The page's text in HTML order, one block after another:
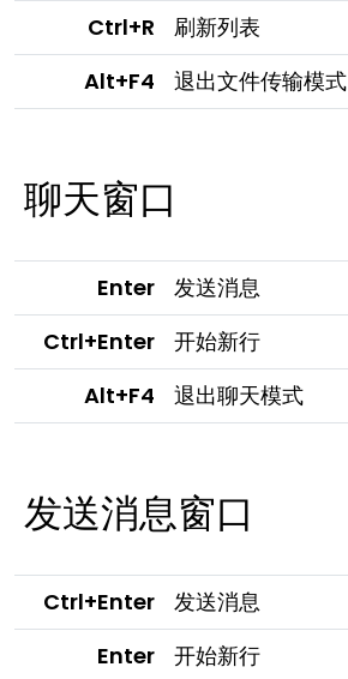
Ctrl+R
刷新列表
Alt+F4
退出文件传输模式
聊天窗口
Enter
发送消息
Ctrl+Enter
开始新行
Alt+F4
退出聊天模式
发送消息窗口
Ctrl+Enter
发送消息
Enter
开始新行